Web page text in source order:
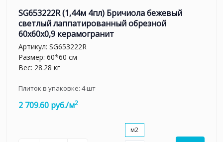
SG653222R (1,44м 4пл) Бричиола бежевый
светлый лаппатированный обрезной
60x60x0,9 керамогранит
Артикул: SG653222R
Размер: 60*60 см
Вес: 28.28 кг
Плиток в упаковке: 4шт
2 709.60 руб./м2
м2